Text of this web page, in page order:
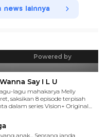
news lainnya